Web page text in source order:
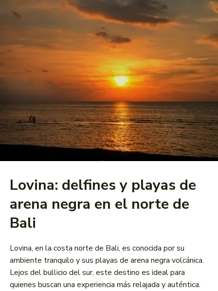
Lovina: delfines y playas de
arena negra en el norte de
Bali
Lovina, en la costa norte de Bali, es conocida por su
ambiente tranquilo y sus playas de arena negra volcánica.
Lejos del bullicio del sur, este destino es ideal para
quienes buscan una experiencia más relajada y auténtica.